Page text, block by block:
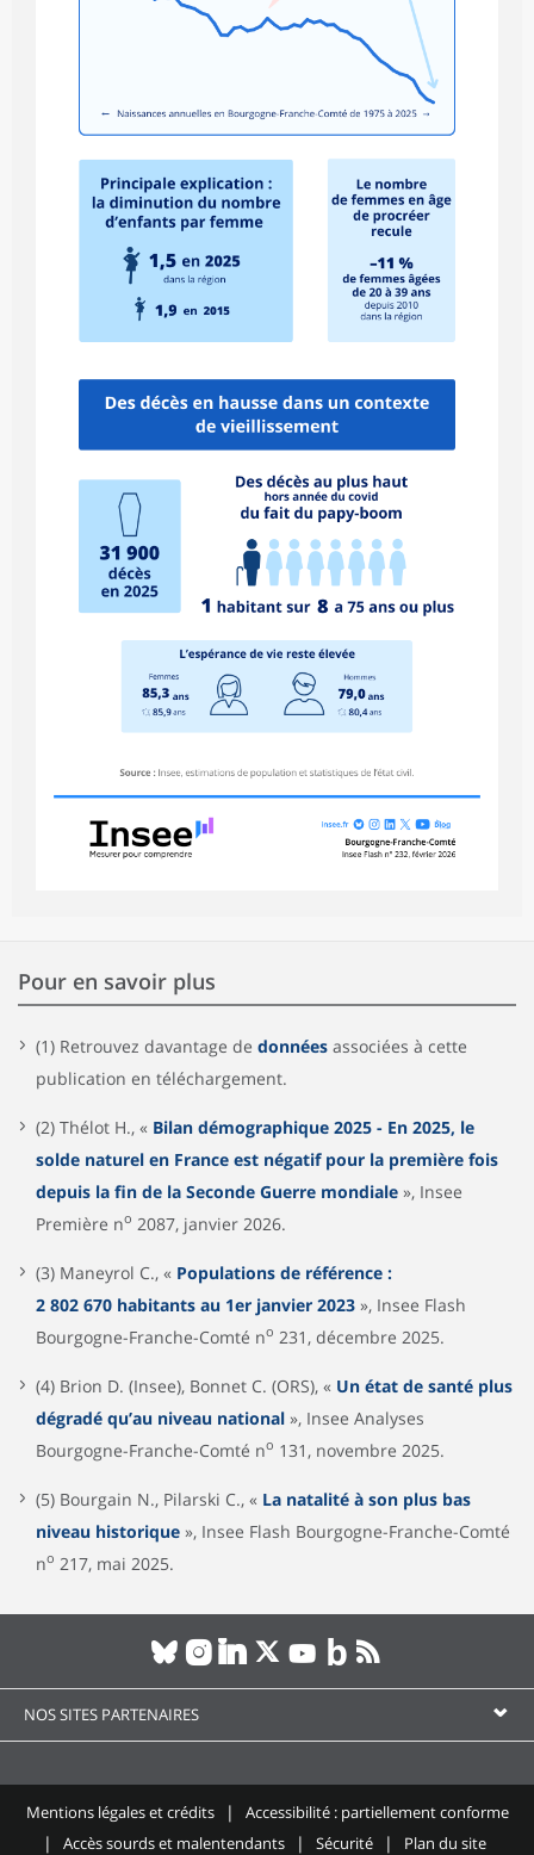
Pour en savoir plus
(1) Retrouvez davantage de données associées à cette
publication en téléchargement.
(2) Thélot H., « Bilan démographique 2025 - En 2025, le
solde naturel en France est négatif pour la première fois
depuis la fin de la Seconde Guerre mondiale », Insee
Première no 2087, janvier 2026.
(3) Maneyrol C., « Populations de référence :
2 802 670 habitants au 1er janvier 2023 », Insee Flash
Bourgogne-Franche-Comté no 231, décembre 2025.
(4) Brion D. (Insee), Bonnet C. (ORS), « Un état de santé plus
dégradé qu’au niveau national », Insee Analyses
Bourgogne-Franche-Comté no 131, novembre 2025.
(5) Bourgain N., Pilarski C., « La natalité à son plus bas
niveau historique », Insee Flash Bourgogne-Franche-Comté
no 217, mai 2025.
NOS SITES PARTENAIRES
Mentions légales et crédits
Accessibilité : partiellement conforme
Accès sourds et malentendants
Sécurité Plan du site